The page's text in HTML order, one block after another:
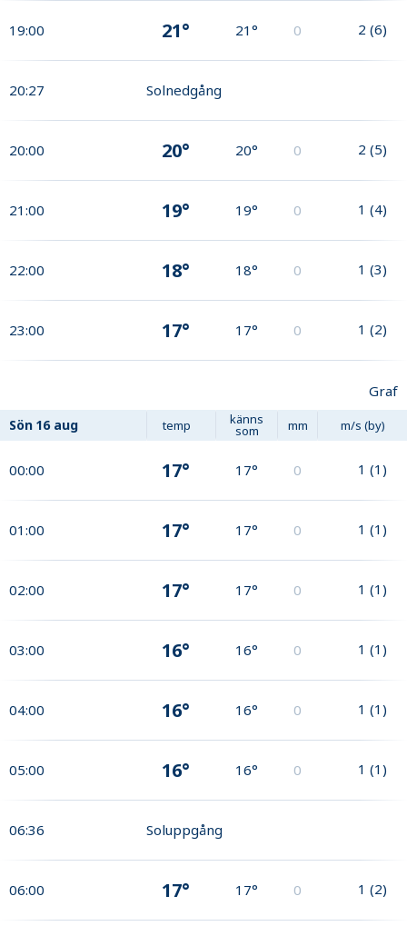
19:00 21° 21° 0 2 (6)
20:27 Solnedgång
20:00 20° 20° 0 2 (5)
21:00 19° 19° 0 1 (4)
22:00 18° 18° 0 1 (3)
23:00 17° 17° 0 1 (2)
Graf
Sön 16 aug temp känns
som mm m/s (by)
00:00 17° 17° 0 1 (1)
01:00 17° 17° 0 1 (1)
02:00 17° 17° 0 1 (1)
03:00 16° 16° 0 1 (1)
04:00 16° 16° 0 1 (1)
05:00 16° 16° 0 1 (1)
06:36 Soluppgång
06:00 17° 17° 0 1 (2)